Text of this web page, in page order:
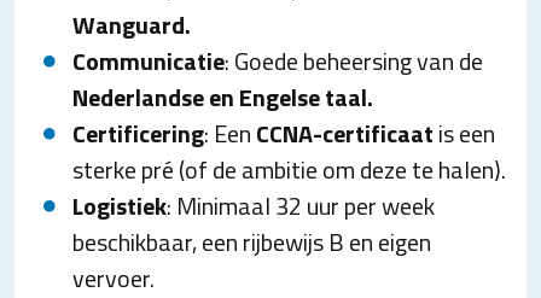
Wanguard.
Communicatie: Goede beheersing van de
Nederlandse en Engelse taal.
Certificering: EenCCNA-certificaatis een
sterke pré (of de ambitie om deze te halen).
Logistiek: Minimaal 32 uur per week
beschikbaar, een rijbewijs B en eigen
vervoer.